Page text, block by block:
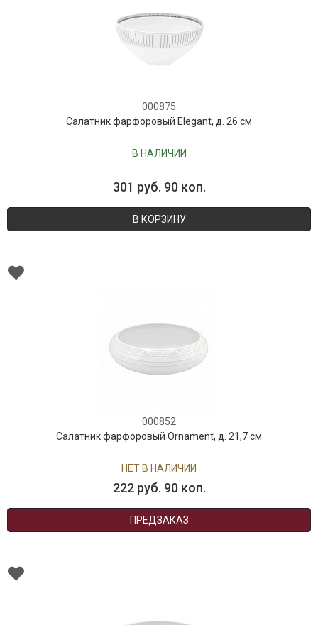
000875
Салатник фарфоровый Elegant, д. 26 см
В НАЛИЧИИ
301 руб. 90 коп.
В КОРЗИНУ
000852
Салатник фарфоровый Ornament, д. 21,7 см
НЕТ В НАЛИЧИИ
222 руб. 90 коп.
ПРЕДЗАКАЗ